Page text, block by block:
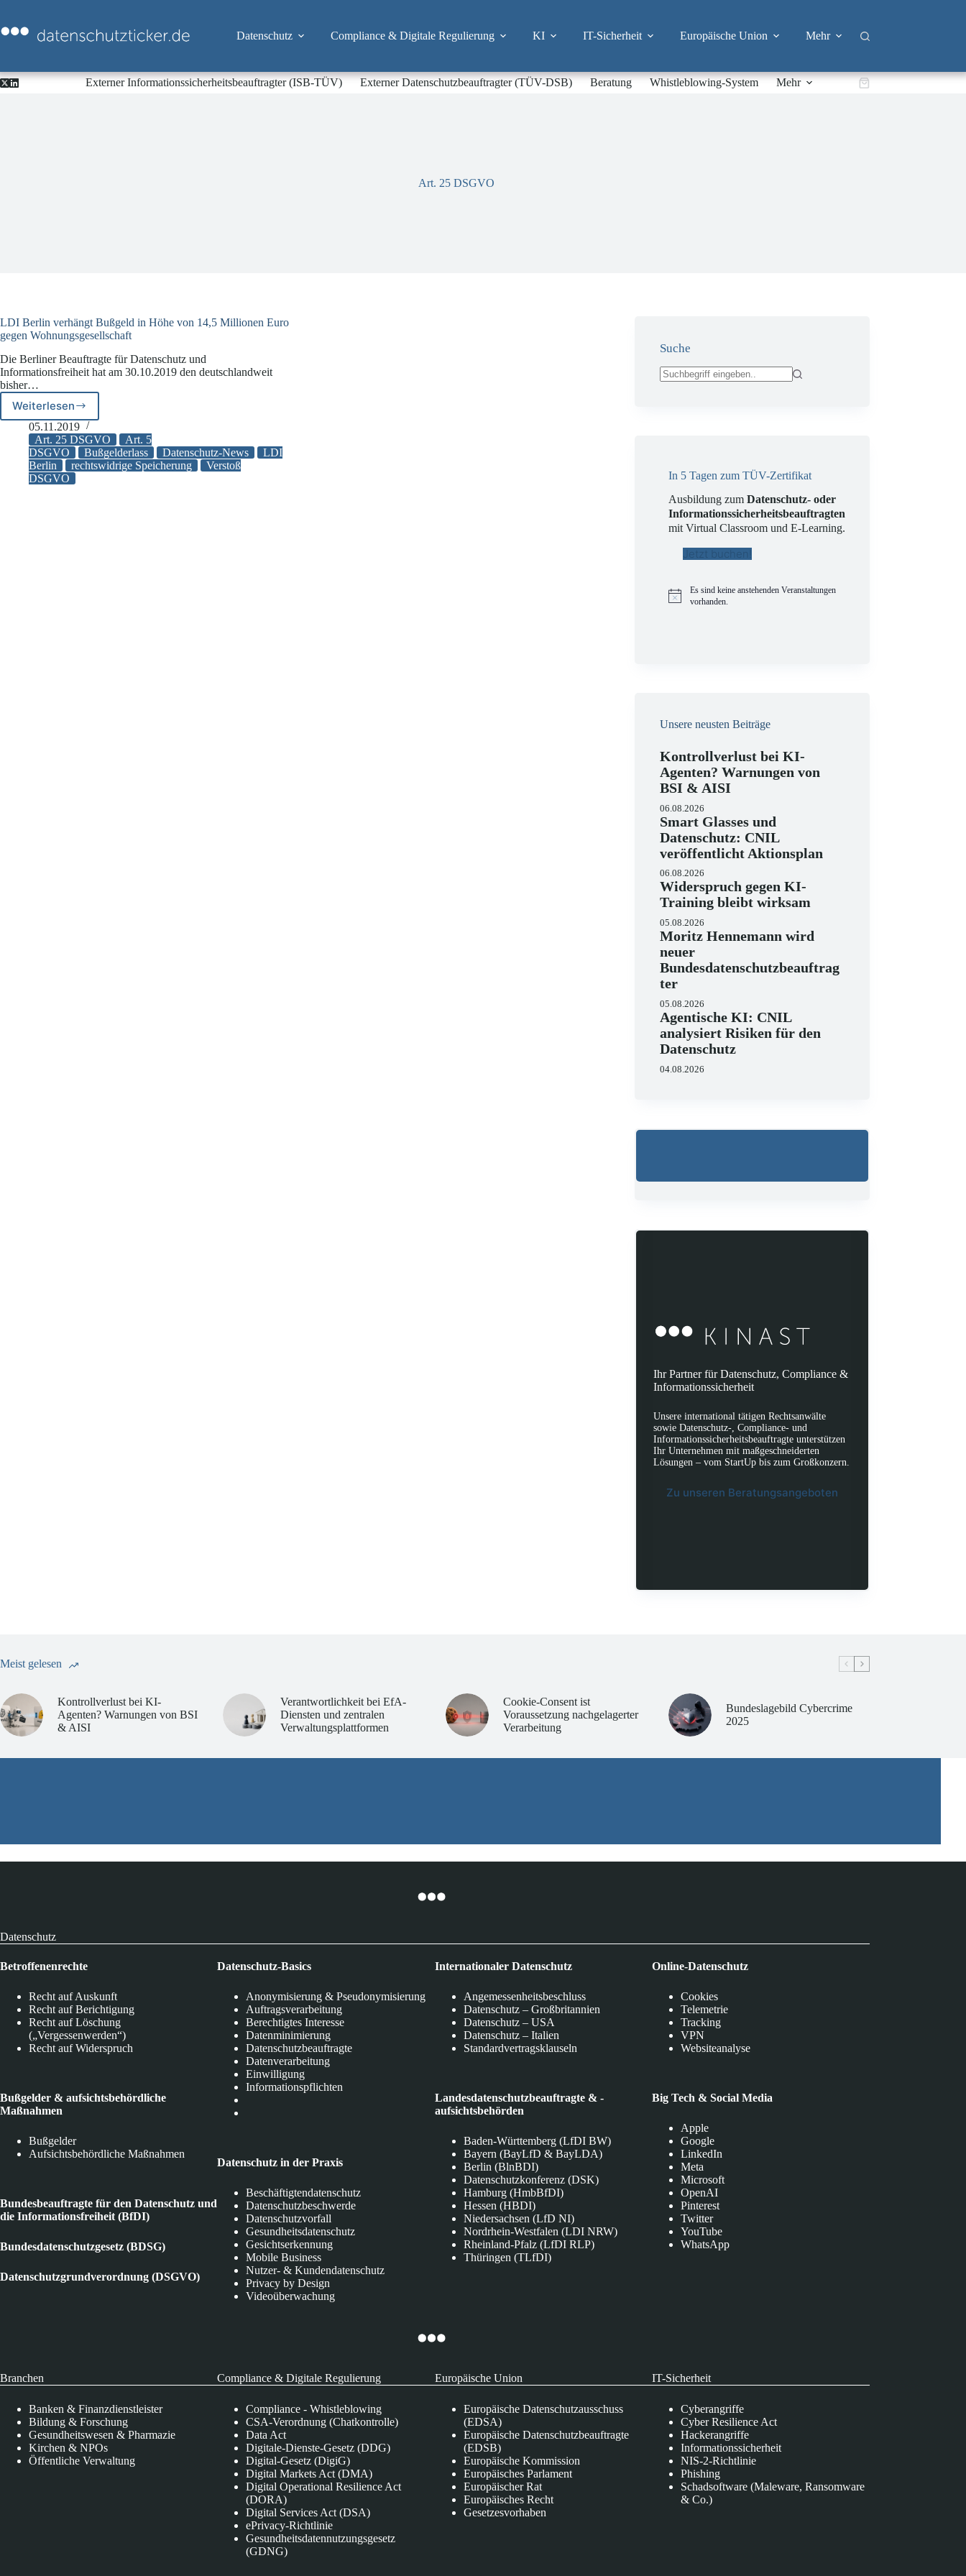
springen
Datenschutz Compliance & Digitale Regulierung KI IT-Sicherheit Europäische Union Mehr
Externer Informationssicherheitsbeauftragter (ISB-TÜV) Externer Datenschutzbeauftragter (TÜV-DSB) Beratung Whistleblowing-System Mehr Warenkorb
Art. 25 DSGVO
LDI Berlin verhängt Bußgeld in Höhe von 14,5 Millionen Euro
gegen Wohnungsgesellschaft
Die Berliner Beauftragte für Datenschutz und
Informationsfreiheit hat am 30.10.2019 den deutschlandweit
bisher…
Weiterlesen
LDI
Berlin
verhängt
Bußgeld
in
Höhe
05.11.2019
Art. 25 DSGVO
Art. 5
DSGVO
Bußgelderlass Datenschutz-News
LDI
Berlin
rechtswidrige Speicherung
Verstoß
DSGVO
Suche
In 5 Tagen zum TÜV-Zertifikat
Ausbildung zumDatenschutz- oder
Informationssicherheitsbeauftragten
mit Virtual Classroom und E-Learning.
Jetzt buchen!
H
Es sind keine anstehenden Veranstaltungen
vorhanden.
Unsere neusten Beiträge
Kontrollverlust bei KI-
Agenten? Warnungen von
BSI & AISI
06.08.2026
Smart Glasses und
Datenschutz: CNIL
veröffentlicht Aktionsplan
06.08.2026
Widerspruch gegen KI-
Training bleibt wirksam
05.08.2026
Moritz Hennemann wird
neuer
Bundesdatenschutzbeauftrag
ter
05.08.2026
Agentische KI: CNIL
analysiert Risiken für den
Datenschutz
04.08.2026
Ihr Partner für Datenschutz, Compliance &
Informationssicherheit
Unsere international tätigen Rechtsanwälte
sowie Datenschutz-, Compliance- und
Informationssicherheitsbeauftragte unterstützen
Ihr Unternehmen mit maßgeschneiderten
Lösungen – vom StartUp bis zum Großkonzern.
Zu unseren Beratungsangeboten
Meist gelesen
Kontrollverlust bei KI-
Agenten? Warnungen von BSI
& AISI
Verantwortlichkeit bei EfA-
Diensten und zentralen
Verwaltungsplattformen
Cookie-Consent ist
Voraussetzung nachgelagerter
Verarbeitung
Bundeslagebild Cybercrime
2025
Datenschutz
Betroffenenrechte
Recht auf Auskunft
Recht auf Berichtigung
Recht auf Löschung
(„Vergessenwerden“)
Recht auf Widerspruch
Bußgelder & aufsichtsbehördliche
Maßnahmen
Bußgelder
Aufsichtsbehördliche Maßnahmen
Bundesbeauftragte für den Datenschutz und
die Informationsfreiheit (BfDI)
Bundesdatenschutzgesetz (BDSG)
Datenschutzgrundverordnung (DSGVO)
Datenschutz-Basics
Anonymisierung & Pseudonymisierung
Auftragsverarbeitung
Berechtigtes Interesse
Datenminimierung
Datenschutzbeauftragte
Datenverarbeitung
Einwilligung
Informationspflichten
Datenschutz in der Praxis
Beschäftigtendatenschutz
Datenschutzbeschwerde
Datenschutzvorfall
Gesundheitsdatenschutz
Gesichtserkennung
Mobile Business
Nutzer- & Kundendatenschutz
Privacy by Design
Videoüberwachung
Internationaler Datenschutz
Angemessenheitsbeschluss
Datenschutz – Großbritannien
Datenschutz – USA
Datenschutz – Italien
Standardvertragsklauseln
Landesdatenschutzbeauftragte & -
aufsichtsbehörden
Baden-Württemberg (LfDI BW)
Bayern (BayLfD & BayLDA)
Berlin (BlnBDI)
Datenschutzkonferenz (DSK)
Hamburg (HmbBfDI)
Hessen (HBDI)
Niedersachsen (LfD NI)
Nordrhein-Westfalen (LDI NRW)
Rheinland-Pfalz (LfDI RLP)
Thüringen (TLfDI)
Online-Datenschutz
Cookies
Telemetrie
Tracking
VPN
Websiteanalyse
Big Tech & Social Media
Apple
Google
LinkedIn
Meta
Microsoft
OpenAI
Pinterest
Twitter
YouTube
WhatsApp
Branchen
Banken & Finanzdienstleister
Bildung & Forschung
Gesundheitswesen & Pharmazie
Kirchen & NPOs
Öffentliche Verwaltung
Compliance & Digitale Regulierung
Compliance - Whistleblowing
CSA-Verordnung (Chatkontrolle)
Data Act
Digitale-Dienste-Gesetz (DDG)
Digital-Gesetz (DigiG)
Digital Markets Act (DMA)
Digital Operational Resilience Act
(DORA)
Digital Services Act (DSA)
ePrivacy-Richtlinie
Gesundheitsdatennutzungsgesetz
(GDNG)
Europäische Union
Europäische Datenschutzausschuss
(EDSA)
Europäische Datenschutzbeauftragte
(EDSB)
Europäische Kommission
Europäisches Parlament
Europäischer Rat
Europäisches Recht
Gesetzesvorhaben
IT-Sicherheit
Cyberangriffe
Cyber Resilience Act
Hackerangriffe
Informationssicherheit
NIS-2-Richtlinie
Phishing
Schadsoftware (Maleware, Ransomware
& Co.)